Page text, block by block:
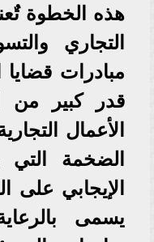
هذه الخطوة
التجاري
مبادرات قضايا
قدر كبير من
الأعمال
الضخمة التي
الإيجابي على
يسمى